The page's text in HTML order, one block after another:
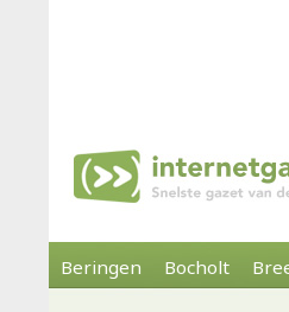
Beringen Bocholt